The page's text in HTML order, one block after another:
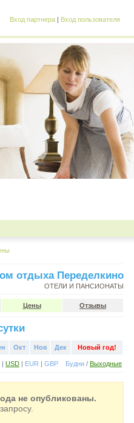
Вход партнера | Вход пользователя
отдыха Переделкино
ОТЕЛИ И ПАНСИОНАТЫ
Цены Отзывы
Окт Ноя Дек Новый год!
| USD | EUR | GBP Будни / Выходные
не опубликованы.